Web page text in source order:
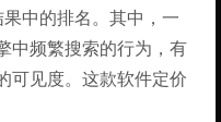
中的排名。其中，一
中频繁搜索的行为，有
可见度。这款软件定价